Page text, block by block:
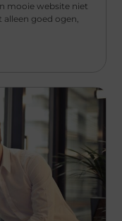
mooie website niet
goed ogen,